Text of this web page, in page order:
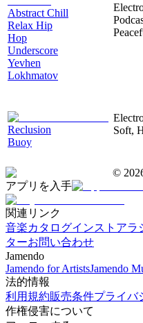
Abstract Chill
Relax Hip
Hop
Underscore
Yevhen
Lokhmatov
Reclusion
Buoy
Soft,
©
アプリを入手
関連リンク
音楽カタログインストアラ
ターお問い合わせ
Jamendo
Jamendo for ArtistsJamendo
法的情報
利用規約販売条件プライバ
作権侵害について